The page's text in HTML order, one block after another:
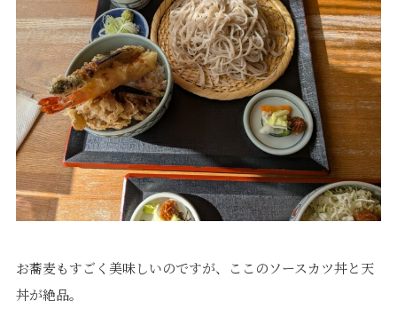
お蕎麦もすごく美味しいのですが、ここのソースカツ丼と天
丼が絶品。